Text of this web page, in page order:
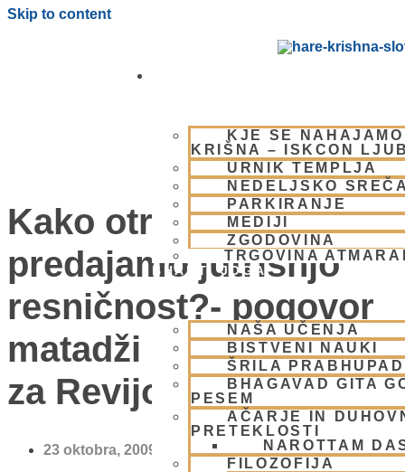
Skip to content
KJE SE
KRIŠNA – ISKCON
URNIK TEMPLJA
NEDELJSKO
PARKIRANJE
MEDIJI
ZGODOVINA
TRGOVINA
BHAKTI JOGA
NAŠA UČENJA
BISTVENI NAUKI
ŠRILA
BHAGAVAD GITA
PESEM
AČARJE IN
PRETEKLOSTI
NAROTTAM
FILOZOFIJA
Kako otrokom
predajamo jutrišnjo
resničnost?- pogovor
matadži Lakšmimoni
za Revijo Aura
23 oktobra, 2009